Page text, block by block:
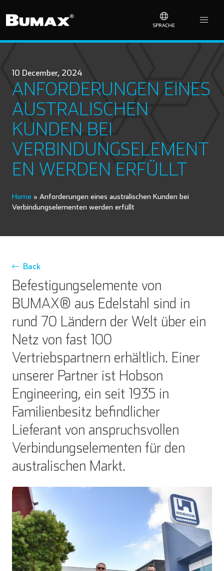
SPRACHE
10 December, 2024
ANFORDERUNGEN EINES
AUSTRALISCHEN
KUNDEN BEI
VERBINDUNGSELEMENT
EN WERDEN ERFÜLLT
Home » Anforderungen eines australischen Kunden bei
Verbindungselementen werden erfüllt
Back
Befestigungselemente von
BUMAX® aus Edelstahl sind in
rund 70 Ländern der Welt über ein
Netz von fast 100
Vertriebspartnern erhältlich. Einer
unserer Partner ist Hobson
Engineering, ein seit 1935 in
Familienbesitz befindlicher
Lieferant von anspruchsvollen
Verbindungselementen für den
australischen Markt.